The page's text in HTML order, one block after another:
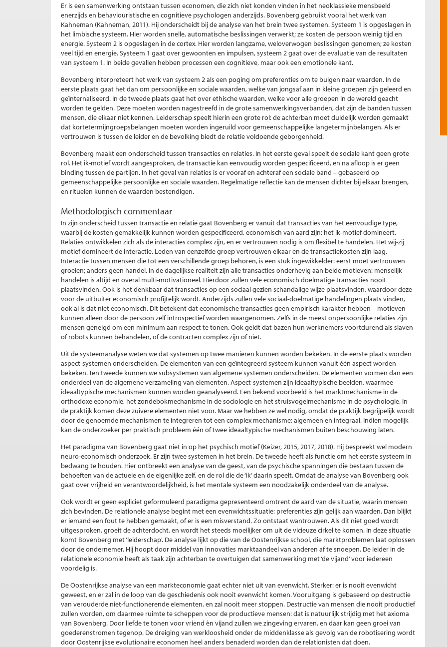
Er is een samenwerking ontstaan tussen economen, die zich niet konden vinden in het neoklassieke mensbeeld
enerzijds en behaviouristische en cognitieve psychologen anderzijds. Bovenberg gebruikt vooral het werk van
Kahneman (Kahneman, 2011). Hij onderscheidt bij de analyse van het brein twee systemen. Systeem 1 is opgeslagen in
het limbische systeem. Hier worden snelle, automatische beslissingen verwerkt; ze kosten de persoon weinig tijd en
energie. Systeem 2 is opgeslagen in de cortex. Hier worden langzame, weloverwogen beslissingen genomen; ze kosten
veel tijd en energie. Systeem 1 gaat over gewoonten en impulsen, systeem 2 gaat over de evaluatie van de resultaten
van systeem 1. In beide gevallen hebben processen een cognitieve, maar ook een emotionele kant.
Bovenberg interpreteert het werk van systeem 2 als een poging om preferenties om te buigen naar waarden. In de
eerste plaats gaat het dan om persoonlijke en sociale waarden, welke van jongsaf aan in kleine groepen zijn geleerd en
geïnternaliseerd. In de tweede plaats gaat het over ethische waarden, welke voor alle groepen in de wereld geacht
worden te gelden. Deze moeten worden nagestreefd in de grote samenwerkingsverbanden, dat zijn de banden tussen
mensen, die elkaar niet kennen. Leiderschap speelt hierin een grote rol: de achterban moet duidelijk worden gemaakt
dat kortetermijngroepsbelangen moeten worden ingeruild voor gemeenschappelijke langetermijnbelangen. Als er
vertrouwen is tussen de leider en de bevolking biedt de relatie voldoende geborgenheid.
Bovenberg maakt een onderscheid tussen transacties en relaties. In het eerste geval speelt de sociale kant geen grote
rol. Het ik-motief wordt aangesproken, de transactie kan eenvoudig worden gespecificeerd, en na afloop is er geen
binding tussen de partijen. In het geval van relaties is er vooraf en achteraf een sociale band – gebaseerd op
gemeenschappelijke persoonlijke en sociale waarden. Regelmatige reflectie kan de mensen dichter bij elkaar brengen,
en rituelen kunnen de waarden bestendigen.
Methodologisch commentaar
In zijn onderscheid tussen transactie en relatie gaat Bovenberg er vanuit dat transacties van het eenvoudige type,
waarbij de kosten gemakkelijk kunnen worden gespecificeerd, economisch van aard zijn: het ik-motief domineert.
Relaties ontwikkelen zich als de interacties complex zijn, en er vertrouwen nodig is om flexibel te handelen. Het wij-zij
motief domineert de interactie. Leden van eenzelfde groep vertrouwen elkaar en de transactiekosten zijn laag.
Interactie tussen mensen die tot een verschillende groep behoren, is een stuk ingewikkelder: eerst moet vertrouwen
groeien; anders geen handel. In de dagelijkse realiteit zijn alle transacties onderhevig aan beide motieven: menselijk
handelen is altijd en overal multi-motivationeel. Hierdoor zullen vele economisch doelmatige transacties nooit
plaatsvinden. Ook is het denkbaar dat transacties op een sociaal gezien schandalige wijze plaatsvinden, waardoor deze
voor de uitbuiter economisch profijtelijk wordt. Anderzijds zullen vele sociaal-doelmatige handelingen plaats vinden,
ook al is dat niet economisch. Dit betekent dat economische transacties geen empirisch karakter hebben – motieven
kunnen alleen door de persoon zelf introspectief worden waargenomen. Zelfs in de meest onpersoonlijke relaties zijn
mensen geneigd om een minimum aan respect te tonen. Ook geldt dat bazen hun werknemers voortdurend als slaven
of robots kunnen behandelen, of de contracten complex zijn of niet.
Uit de systeemanalyse weten we dat systemen op twee manieren kunnen worden bekeken. In de eerste plaats worden
aspect-systemen onderscheiden. De elementen van een geïntegreerd systeem kunnen vanuit één aspect worden
bekeken. Ten tweede kunnen we subsystemen van algemene systemen onderscheiden. De elementen vormen dan een
onderdeel van de algemene verzameling van elementen. Aspect-systemen zijn ideaaltypische beelden, waarmee
ideaaltypische mechanismen kunnen worden geanalyseerd. Een bekend voorbeeld is het marktmechanisme in de
orthodoxe economie, het zondebokmechanisme in de sociologie en het struisvogelmechanisme in de psychologie. In
de praktijk komen deze zuivere elementen niet voor. Maar we hebben ze wel nodig, omdat de praktijk begrijpelijk wordt
door de genoemde mechanismen te integreren tot een complex mechanisme: algemeen en integraal. Indien mogelijk
kan de onderzoeker per praktisch probleem één of twee ideaaltypische mechanismen buiten beschouwing laten.
Het paradigma van Bovenberg gaat niet in op het psychisch motief (Keizer, 2015, 2017, 2018). Hij bespreekt wel modern
neuro-economisch onderzoek. Er zijn twee systemen in het brein. De tweede heeft als functie om het eerste systeem in
bedwang te houden. Hier ontbreekt een analyse van de geest, van de psychische spanningen die bestaan tussen de
behoeften van de actuele en de eigenlijke zelf, en de rol die de ‘ik’ daarin speelt. Omdat de analyse van Bovenberg ook
gaat over vrijheid en verantwoordelijkheid, is het mentale systeem een noodzakelijk onderdeel van de analyse.
Ook wordt er geen expliciet geformuleerd paradigma gepresenteerd omtrent de aard van de situatie, waarin mensen
zich bevinden. De relationele analyse begint met een evenwichtssituatie: preferenties zijn gelijk aan waarden. Dan blijkt
er iemand een fout te hebben gemaakt, of er is een misverstand. Zo ontstaat wantrouwen. Als dit niet goed wordt
uitgesproken, groeit de achterdocht, en wordt het steeds moeilijker om uit de vicieuze cirkel te komen. In deze situatie
komt Bovenberg met ‘leiderschap’. De analyse lijkt op die van de Oostenrijkse school, die marktproblemen laat oplossen
door de ondernemer. Hij hoopt door middel van innovaties marktaandeel van anderen af te snoepen. De leider in de
relationele economie heeft als taak zijn achterban te overtuigen dat samenwerking met ‘de vijand’ voor iedereen
voordelig is.
De Oostenrijkse analyse van een markteconomie gaat echter niet uit van evenwicht. Sterker: er is nooit evenwicht
geweest, en er zal in de loop van de geschiedenis ook nooit evenwicht komen. Vooruitgang is gebaseerd op destructie
van verouderde niet-functionerende elementen, en zal nooit meer stoppen. Destructie van mensen die nooit productief
zullen worden, om daarmee ruimte te scheppen voor de productieve mensen: dat is natuurlijk strijdig met het axioma
van Bovenberg. Door liefde te tonen voor vriend èn vijand zullen we zingeving ervaren, en daar kan geen groei van
goederenstromen tegenop. De dreiging van werkloosheid onder de middenklasse als gevolg van de robotisering wordt
door Oostenrijkse evolutionaire economen heel anders benaderd worden dan de relationisten dat doen.